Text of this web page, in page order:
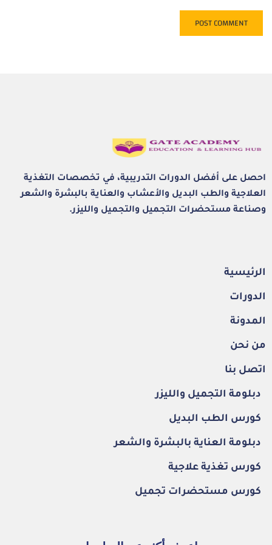
احصل على أفضل الدورات التدريبية، في تخصصات التغذية
العلاجية والطب البديل والأعشاب والعناية بالبشرة والشعر
وصناعة مستحضرات التجميل والتجميل والليزر.
الرئيسية
الدورات
المدونة
من نحن
اتصل بنا
دبلومة التجميل والليزر
كورس الطب البديل
دبلومة العناية بالبشرة والشعر
كورس تغذية علاجية
كورس مستحضرات تجميل